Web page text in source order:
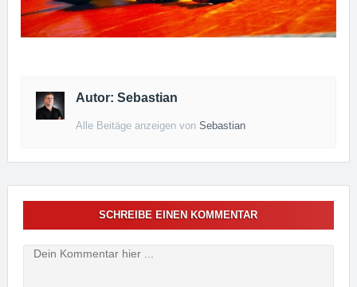
Autor: Sebastian
Alle Beitäge anzeigen vonSebastian
SCHREIBE EINEN KOMMENTAR